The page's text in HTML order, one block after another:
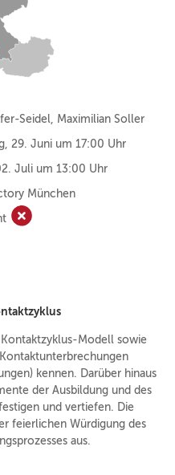
Seidel, Maximilian Soller
29. Juni um 17:00 Uhr
Juli um 13:00 Uhr
München
Ausgebucht
Modell sowie
kennen. Darüber hinaus
der Ausbildung und des
und vertiefen. Die
feierlichen Würdigung des
aus.